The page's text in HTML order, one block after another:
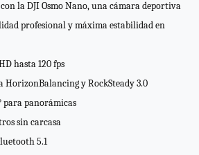
la DJI Osmo Nano, una cámara deportiva
profesional y máxima estabilidad en
hasta 120 fps
HorizonBalancing y RockSteady 3.0
para panorámicas
sin carcasa
5.1